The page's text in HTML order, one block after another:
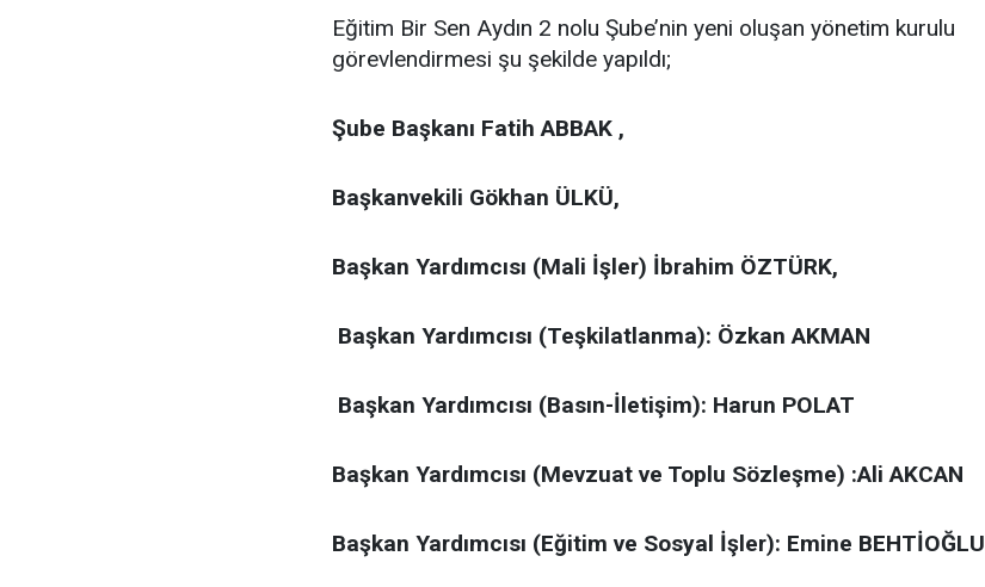
Eğitim Bir Sen Aydın 2 nolu Şube’nin yeni oluşan yönetim kurulu
görevlendirmesi şu şekilde yapıldı;
Şube Başkanı Fatih ABBAK ,
Başkanvekili Gökhan ÜLKÜ,
Başkan Yardımcısı (Mali İşler) İbrahim ÖZTÜRK,
Başkan Yardımcısı (Teşkilatlanma): Özkan AKMAN
Başkan Yardımcısı (Basın-İletişim): Harun POLAT
Başkan Yardımcısı (Mevzuat ve Toplu Sözleşme) :Ali AKCAN
Başkan Yardımcısı (Eğitim ve Sosyal İşler): Emine BEHTİOĞLU